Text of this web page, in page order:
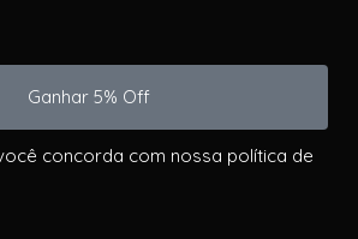
Ganhar 5% Off
concorda com nossa política de